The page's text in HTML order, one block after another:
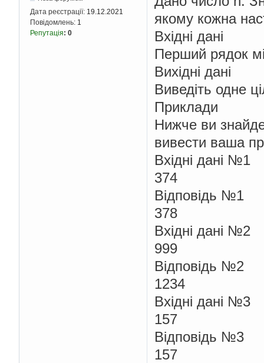
Дата реєстрації: 19.12.2021
Повідомлень: 1
Репутація: 0
якому кожна
Вхідні дані
Перший рядок
Вихідні дані
Виведіть одне
Приклади
Нижче ви
вивести ваша
Вхідні дані №1
374
Відповідь №1
378
Вхідні дані №2
999
Відповідь №2
1234
Вхідні дані №3
157
Відповідь №3
157